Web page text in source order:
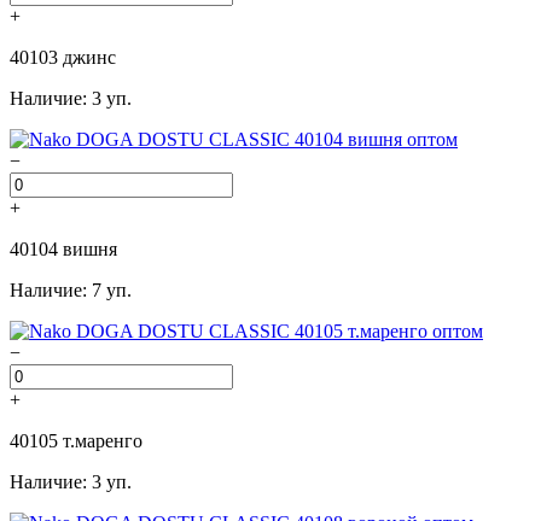
+
40103 джинс
Наличие: 3 уп.
−
+
40104 вишня
Наличие: 7 уп.
−
+
40105 т.маренго
Наличие: 3 уп.